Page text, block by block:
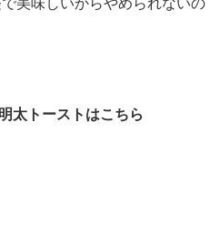
美味しいからやめられないの
太トーストはこちら